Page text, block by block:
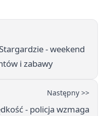
- weekend
i zabawy
Następny >>
- policja wzmaga